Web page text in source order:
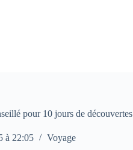
pour 10 jours de découvertes
à 22:05 Voyage